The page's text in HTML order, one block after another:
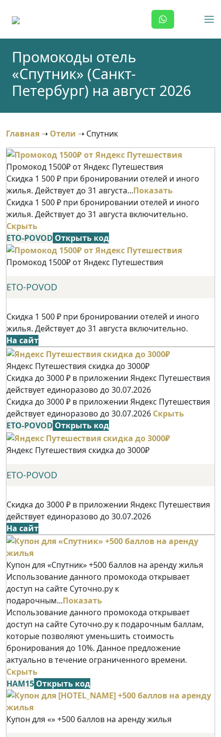
Промокоды отель
«Спутник» (Санкт-
Петербург) на август 2026
Главная ➝ Отели ➝ Спутник
Промокод 1500₽ от Яндекс Путешествия
Скидка 1 500 ₽ при бронировании отелей и иного
жилья. Действует до 31 августа...Показать
Скидка 1 500 ₽ при бронировании отелей и иного
жилья. Действует до 31 августа включительно.
Скрыть
ETO-POVOD Открыть код
Промокод 1500₽ от Яндекс Путешествия
ETO-POVOD
Скидка 1 500 ₽ при бронировании отелей и иного
жилья. Действует до 31 августа включительно.
На сайт
Яндекс Путешествия скидка до 3000₽
Скидка до 3000 ₽ в приложении Яндекс Путешествия
действует единоразово до 30.07.2026
Скидка до 3000 ₽ в приложении Яндекс Путешествия
действует единоразово до 30.07.2026 Скрыть
ETO-POVOD Открыть код
Яндекс Путешествия скидка до 3000₽
ETO-POVOD
Скидка до 3000 ₽ в приложении Яндекс Путешествия
действует единоразово до 30.07.2026
На сайт
Купон для «Спутник» +500 баллов на аренду жилья
Использование данного промокода открывает
доступ на сайте Суточно.ру к
подарочным...Показать
Использование данного промокода открывает
доступ на сайте Суточно.ру к подарочным баллам,
которые позволяют уменьшить стоимость
бронирования до 10%. Данное предложение
актуально в течение ограниченного времени.
Скрыть
НАМ15 Открыть код
Купон для «» +500 баллов на аренду жилья